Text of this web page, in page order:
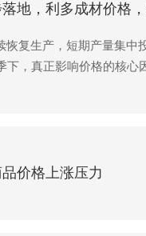
地，利多成材价格
恢复生产，短期产量集
，真正影响价格的核心
价格上涨压力